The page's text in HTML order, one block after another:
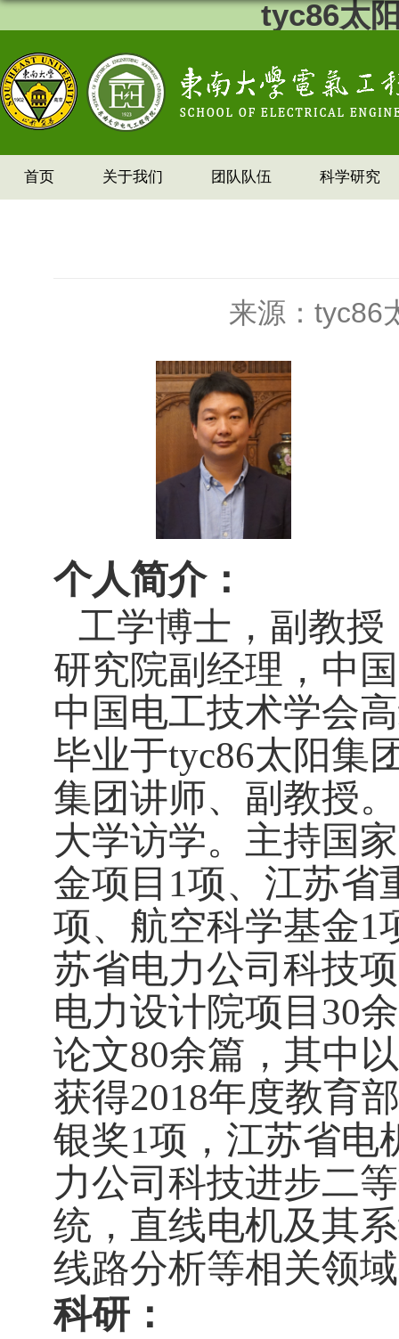
tyc86太
首页 关于我们 团队队伍 科学研究
来源：tyc86
个人简介：
工学博士，副教授
研究院副经理，中
中国电工技术学会
毕业于tyc86太阳集
集团讲师、副教授。
大学访学。主持国
金项目 1项、江苏省
项、航空科学基金1
苏省电力公司科技
电力设计院项目 30
论文80余篇，其中
获得2018年度教育
银奖1项，江苏省电
力公司科技进步二
统，直线电机及其
线路分析等相关领
科研：